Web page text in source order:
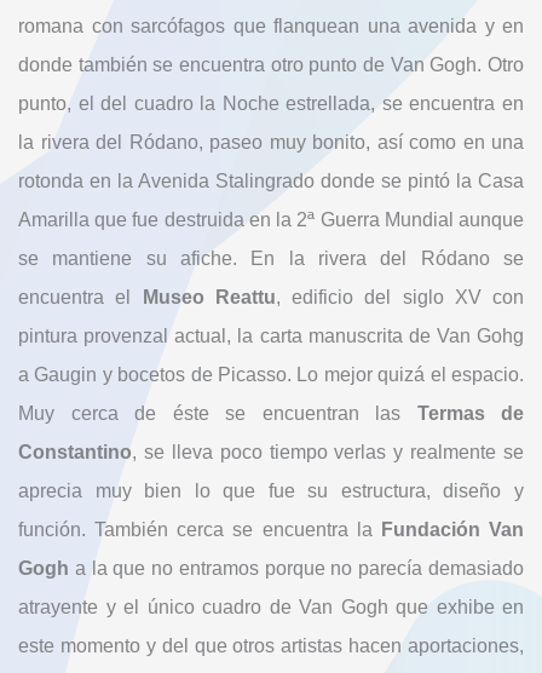
romana con sarcófagos que flanquean una avenida y en
donde también se encuentra otro punto de Van Gogh. Otro
punto, el del cuadro la Noche estrellada, se encuentra en
la rivera del Ródano, paseo muy bonito, así como en una
rotonda en la Avenida Stalingrado donde se pintó la Casa
Amarilla que fue destruida en la 2ª Guerra Mundial aunque
se mantiene su afiche. En la rivera del Ródano se
encuentra el
Museo Reattu, edificio del siglo XV con
pintura provenzal actual, la carta manuscrita de Van Gohg
a Gaugin y bocetos de Picasso. Lo mejor quizá el espacio.
Muy cerca de éste se encuentran las Termas de
Constantino, se lleva poco tiempo verlas y realmente se
aprecia muy bien lo que fue su estructura, diseño y
función. También cerca se encuentra la
Fundación Van
Gogh a la que no entramos porque no parecía demasiado
atrayente y el único cuadro de Van Gogh que exhibe en
este momento y del que otros artistas hacen aportaciones,